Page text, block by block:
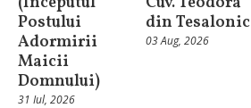
Postului
Adormirii
Maicii
Domnului)
31 Iul, 2026
din Tesalonic
03 Aug, 2026